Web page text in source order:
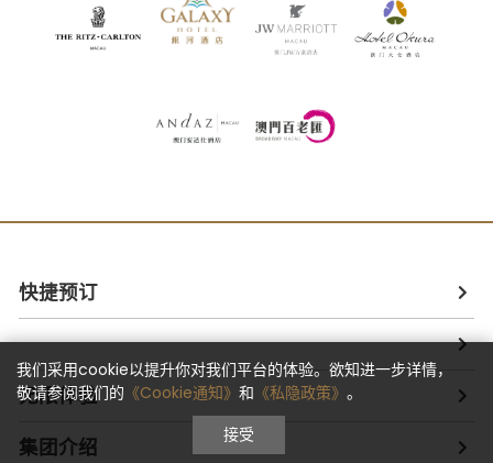
我们采用cookie以提升你对我们平台的体验。欲知进一步详情，
敬请参阅我们的 《Cookie通知》 和 《私隐政策》 。
接受
快捷预订
无限体验
集团介绍